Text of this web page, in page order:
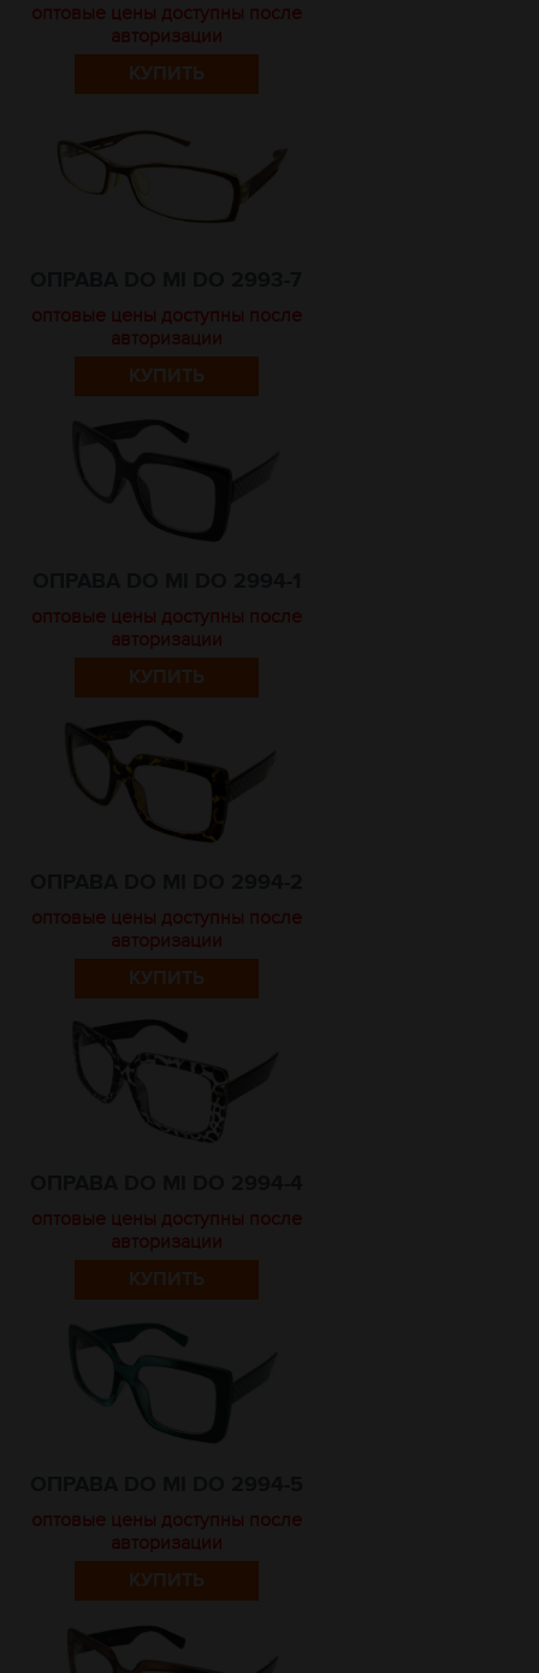
оптовые цены доступны после
авторизации
КУПИТЬ
оптовые цены доступны после
авторизации
КУПИТЬ
оптовые цены доступны после
авторизации
КУПИТЬ
оптовые цены доступны после
авторизации
КУПИТЬ
оптовые цены доступны после
авторизации
КУПИТЬ
оптовые цены доступны после
авторизации
КУПИТЬ